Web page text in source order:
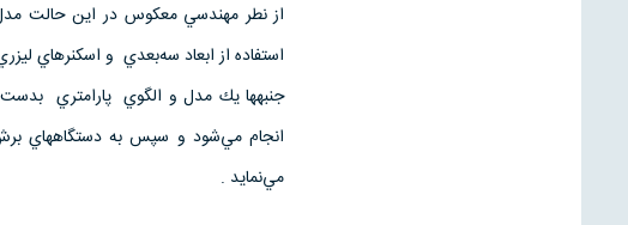
استفاده از ابعاد سه‌بعدي و اسكنرهاي
مي‌نمايد .